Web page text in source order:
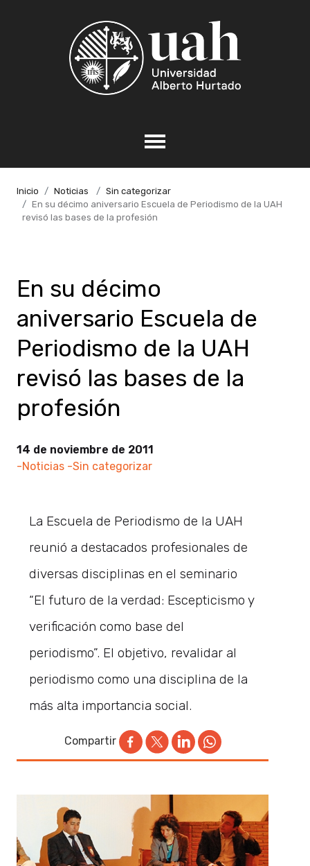
Inicio Noticias
Sin categorizar
En su décimo aniversario Escuela de Periodismo de la UAH
revisó las bases de la profesión
En su décimo
aniversario Escuela de
Periodismo de la UAH
revisó las bases de la
profesión
14 de noviembre de 2011
-Noticias -Sin categorizar
La Escuela de Periodismo de la UAH
reunió a destacados profesionales de
diversas disciplinas en el seminario
“El futuro de la verdad: Escepticismo y
verificación como base del
periodismo”. El objetivo, revalidar al
periodismo como una disciplina de la
más alta importancia social.
Compartir